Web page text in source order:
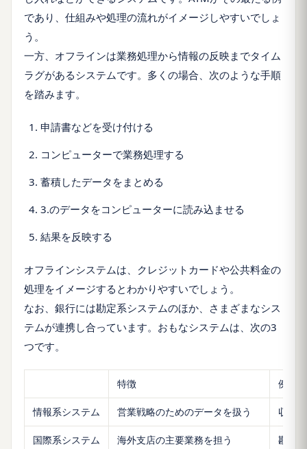
であり、仕組みや処理の流れがイメージしやすいでしょ
う。
一方、オフラインは業務処理から情報の反映までタイム
ラグがあるシステムです。多くの場合、次のような手順
を踏みます。
申請書などを受け付ける
コンピューターで業務処理する
蓄積したデータをまとめる
3.のデータをコンピューターに読み込ませる
結果を反映する
オフラインシステムは、クレジットカードや公共料金の
処理をイメージするとわかりやすいでしょう。
なお、銀行には勘定系システムのほか、さまざまなシス
テムが連携し合っています。おもなシステムは、次の3
つです。
特徴 例
情報系システム 営業戦略のためのデータを扱う 収益
国際系システム 海外支店の主要業務を担う 勘定